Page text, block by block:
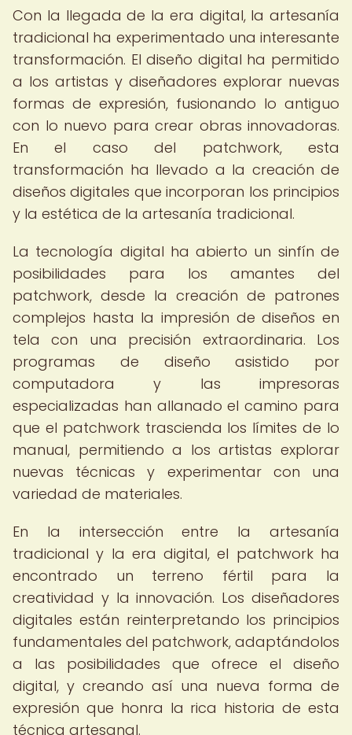
Con la llegada de la era digital, la artesanía
tradicional ha experimentado una interesante
transformación. El diseño digital ha permitido
a los artistas y diseñadores explorar nuevas
formas de expresión, fusionando lo antiguo
con lo nuevo para crear obras innovadoras.
En el caso del patchwork, esta
transformación ha llevado a la creación de
diseños digitales que incorporan los principios
y la estética de la artesanía tradicional.
La tecnología digital ha abierto un sinfín de
posibilidades para los amantes del
patchwork, desde la creación de patrones
complejos hasta la impresión de diseños en
tela con una precisión extraordinaria. Los
programas de diseño asistido por
computadora y las impresoras
especializadas han allanado el camino para
que el patchwork trascienda los límites de lo
manual, permitiendo a los artistas explorar
nuevas técnicas y experimentar con una
variedad de materiales.
En la intersección entre la artesanía
tradicional y la era digital, el patchwork ha
encontrado un terreno fértil para la
creatividad y la innovación. Los diseñadores
digitales están reinterpretando los principios
fundamentales del patchwork, adaptándolos
a las posibilidades que ofrece el diseño
digital, y creando así una nueva forma de
expresión que honra la rica historia de esta
técnica artesanal.